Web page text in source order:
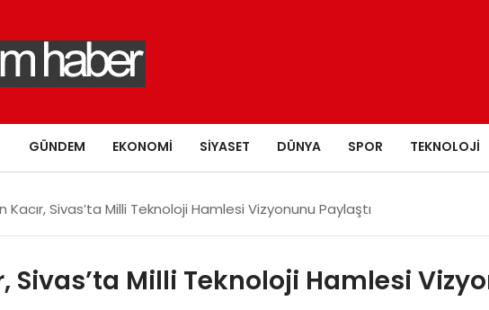
GÜNDEM EKONOMI SIYASET DÜNYA SPOR TEKNOLOJI
Kacır, Sivas’ta Milli Teknoloji Hamlesi Vizyonunu Paylaştı
Sivas’ta Milli Teknoloji Hamlesi